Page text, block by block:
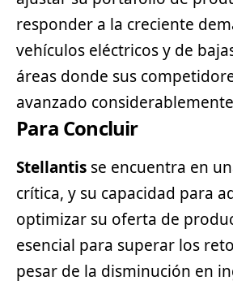
responder a la creciente
vehículos eléctricosy de
áreas donde sus
avanzado
Para Concluir
Stellantis se encuentra en
crítica, y su capacidad para
optimizar su oferta de
esencial para superar los
pesar de la disminución en